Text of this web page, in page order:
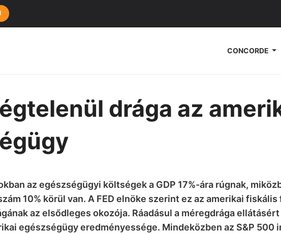
CONCORDE
drága az
az egészségügyi költségek a GDP 17%-ára rúgnak,
10% körül van. A FED elnöke szerint ez az amerikai
az elsődleges okozója. Ráadásul a méregdrága
egészségügy eredményessége. Mindeközben az S&P 500